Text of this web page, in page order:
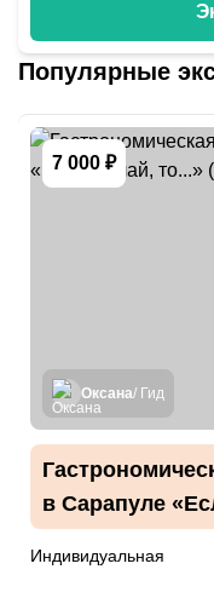
Популярные
7 000 ₽
Оксана/ Гид
в Сарапуле
Индивидуальная